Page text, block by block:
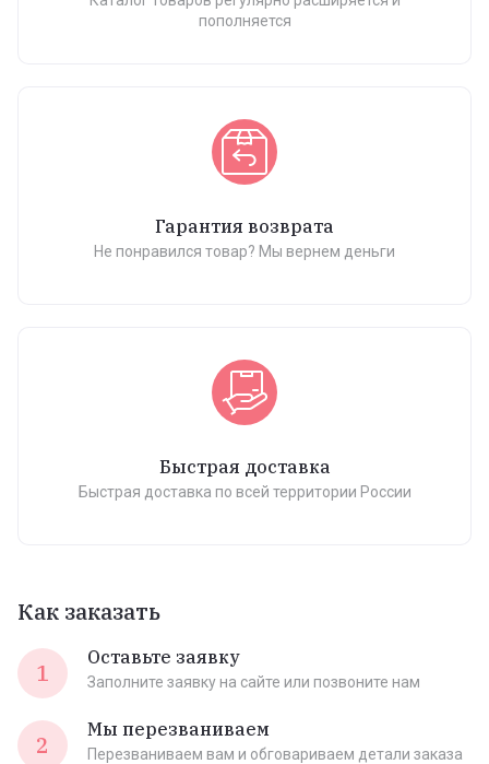
пополняется
Гарантия возврата
Не понравился товар? Мы вернем деньги
Быстрая доставка
Быстрая доставка по всей территории России
Как заказать
1
Оставьте заявку
Заполните заявку на сайте или позвоните нам
2
Мы перезваниваем
Перезваниваем вам и обговариваем детали заказа